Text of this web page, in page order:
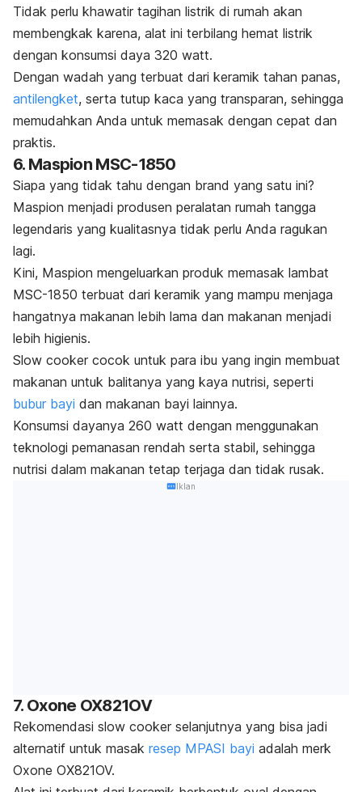
Tidak perlu khawatir tagihan listrik di rumah akan
membengkak karena, alat ini terbilang hemat listrik
dengan konsumsi daya 320 watt.
Dengan wadah yang terbuat dari keramik tahan panas,
antilengket, serta tutup kaca yang transparan, sehingga
memudahkan Anda untuk memasak dengan cepat dan
praktis.
6. Maspion MSC-1850
Siapa yang tidak tahu dengan brand yang satu ini?
Maspion menjadi produsen peralatan rumah tangga
legendaris yang kualitasnya tidak perlu Anda ragukan
lagi.
Kini, Maspion mengeluarkan produk memasak lambat
MSC-1850 terbuat dari keramik yang mampu menjaga
hangatnya makanan lebih lama dan makanan menjadi
lebih higienis.
Slow cooker cocok untuk para ibu yang ingin membuat
makanan untuk balitanya yang kaya nutrisi, seperti
bubur bayi dan makanan bayi lainnya.
Konsumsi dayanya 260 watt dengan menggunakan
teknologi pemanasan rendah serta stabil, sehingga
nutrisi dalam makanan tetap terjaga dan tidak rusak.
Iklan
7. Oxone OX821OV
Rekomendasi slow cooker selanjutnya yang bisa jadi
alternatif untuk masak resep MPASI bayi adalah merk
Oxone OX821OV.